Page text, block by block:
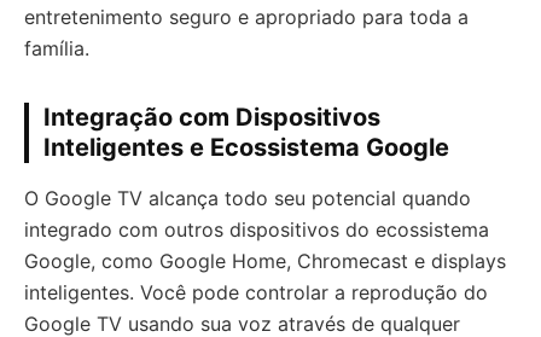
entretenimento seguro e apropriado para toda a
família.
Integração com Dispositivos
Inteligentes e Ecossistema Google
O Google TV alcança todo seu potencial quando
integrado com outros dispositivos do ecossistema
Google, como Google Home, Chromecast e displays
inteligentes. Você pode controlar a reprodução do
Google TV usando sua voz através de qualquer